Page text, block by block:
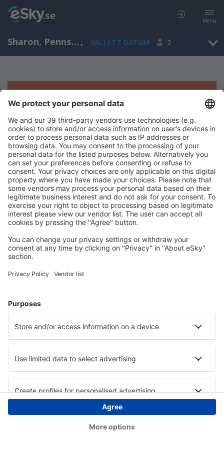
Menu
Sharon, Pennsylvania, Amerikas förenta stater , VÄLJ ETT DATUM 2
Tyvärr, inga resultat för denna sökning
Försök att söka med andra kriterier
Copyright © eSky.se. Alla rättigheter förbehålls.